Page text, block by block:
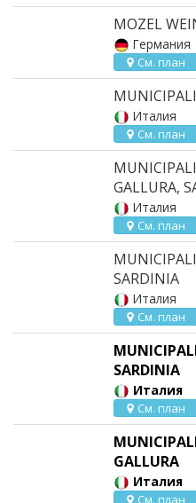
MOZEL
Германия
См. план
Италия
См. план
GALLURA,
Италия
См. план
SARDINIA
Италия
См. план
SARDINIA
Италия
См. план
GALLURA
Италия
См. план